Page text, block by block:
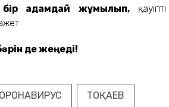
бір адамдай жұмылып,қауіпті
де жеңеді!
ТОҚАЕВ